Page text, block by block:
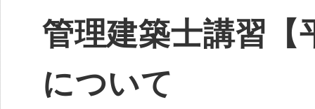
管理建築士講習【
について